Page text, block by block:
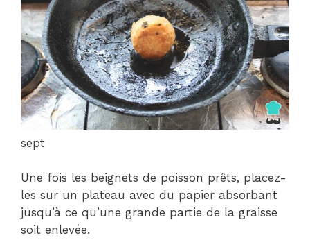
sept
Une fois les beignets de poisson prêts, placez-
les sur un plateau avec du papier absorbant
jusqu’à ce qu’une grande partie de la graisse
soit enlevée.